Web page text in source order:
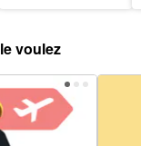
voulez